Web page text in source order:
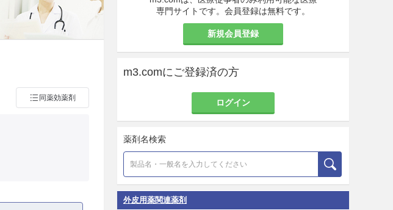
同薬効薬剤
専門サイトです。会員登録は無料です。
新規会員登録
m3.comにご登録済の方
ログイン
薬剤名検索
外皮用薬関連薬剤